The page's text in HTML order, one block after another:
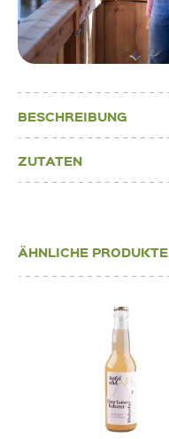
BESCHREIBUNG
ZUTATEN
ÄHNLICHE PRODUKTE